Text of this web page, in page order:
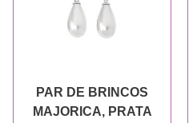
PAR DE BRINCOS
MAJORICA, PRATA